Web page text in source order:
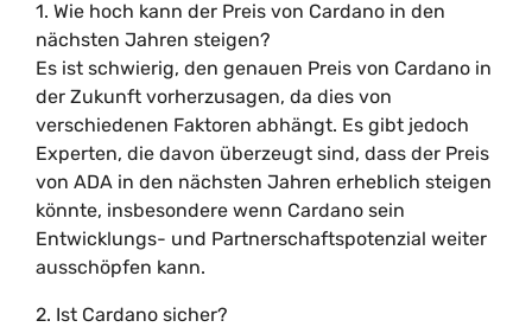
1. Wie hoch kann der Preis von Cardano in den
nächsten Jahren steigen?
Es ist schwierig, den genauen Preis von Cardano in
der Zukunft vorherzusagen, da dies von
verschiedenen Faktoren abhängt. Es gibt jedoch
Experten, die davon überzeugt sind, dass der Preis
von ADA in den nächsten Jahren erheblich steigen
könnte, insbesondere wenn Cardano sein
Entwicklungs- und Partnerschaftspotenzial weiter
ausschöpfen kann.
2. Ist Cardano sicher?